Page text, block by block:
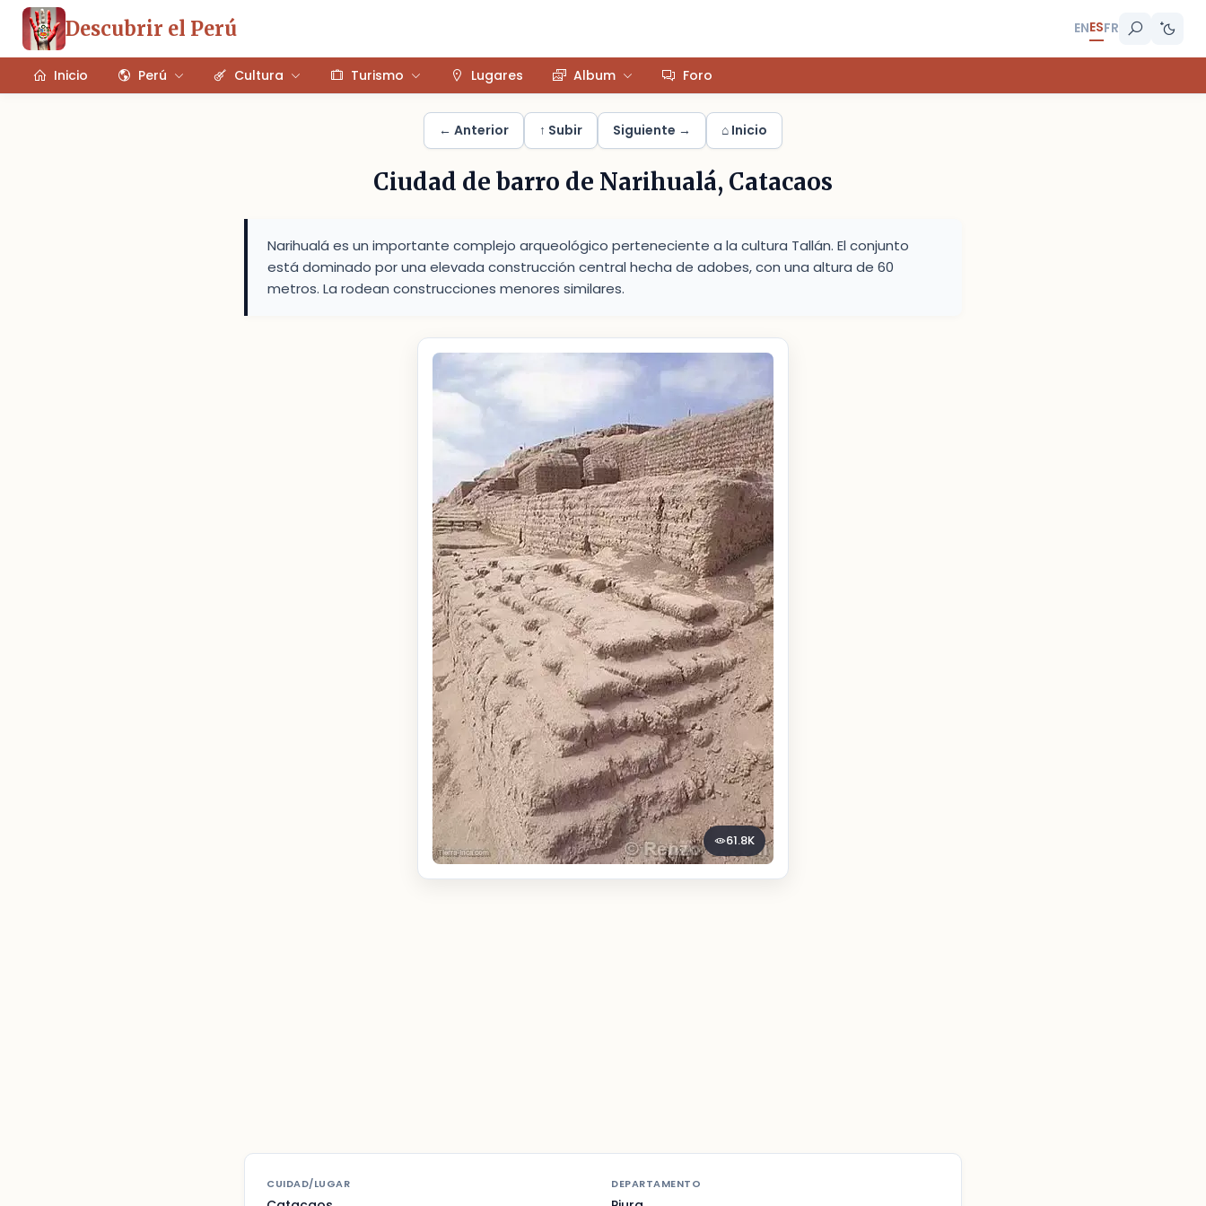
Descubrir el Perú ENESFR
Inicio Perú Cultura Turismo Lugares Album Foro
← Anterior ↑ Subir Siguiente → ⌂ Inicio
Ciudad de barro de Narihualá, Catacaos
Narihualá es un importante complejo arqueológico perteneciente a la cultura Tallán. El conjunto
está dominado por una elevada construcción central hecha de adobes, con una altura de 60
metros. La rodean construcciones menores similares.
61.8K
CUIDAD/LUGAR DEPARTAMENTO